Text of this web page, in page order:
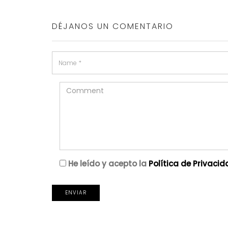
DÉJANOS UN COMENTARIO
He leído y acepto la Política de